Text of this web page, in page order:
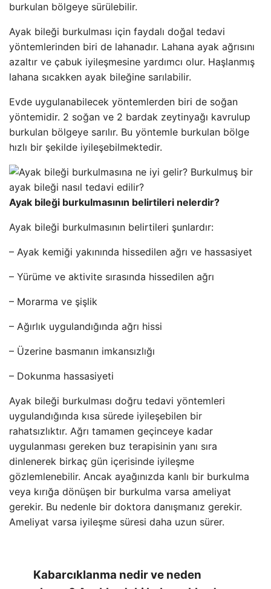
burkulan bölgeye sürülebilir.
Ayak bileği burkulması için faydalı doğal tedavi
yöntemlerinden biri de lahanadır. Lahana ayak ağrısını
azaltır ve çabuk iyileşmesine yardımcı olur. Haşlanmış
lahana sıcakken ayak bileğine sarılabilir.
Evde uygulanabilecek yöntemlerden biri de soğan
yöntemidir. 2 soğan ve 2 bardak zeytinyağı kavrulup
burkulan bölgeye sarılır. Bu yöntemle burkulan bölge
hızlı bir şekilde iyileşebilmektedir.
Ayak bileği burkulmasının belirtileri nelerdir?
Ayak bileği burkulmasının belirtileri şunlardır:
– Ayak kemiği yakınında hissedilen ağrı ve hassasiyet
– Yürüme ve aktivite sırasında hissedilen ağrı
– Morarma ve şişlik
– Ağırlık uygulandığında ağrı hissi
– Üzerine basmanın imkansızlığı
– Dokunma hassasiyeti
Ayak bileği burkulması doğru tedavi yöntemleri
uygulandığında kısa sürede iyileşebilen bir
rahatsızlıktır. Ağrı tamamen geçinceye kadar
uygulanması gereken buz terapisinin yanı sıra
dinlenerek birkaç gün içerisinde iyileşme
gözlemlenebilir. Ancak ayağınızda kanlı bir burkulma
veya kırığa dönüşen bir burkulma varsa ameliyat
gerekir. Bu nedenle bir doktora danışmanız gerekir.
Ameliyat varsa iyileşme süresi daha uzun sürer.
Kabarcıklanma nedir ve neden